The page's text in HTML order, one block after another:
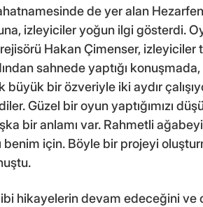
de yer alan
izleyiciler yoğun ilgi gösterdi.
Hakan Çimenser, izleyiciler
sahnede yaptığı
bir özveriyle iki aydır
Güzel bir oyun yaptığımızı
bir anlamı var. Rahmetli
benim için. Böyle bir projeyi
hikayelerin devam edeceğini ve